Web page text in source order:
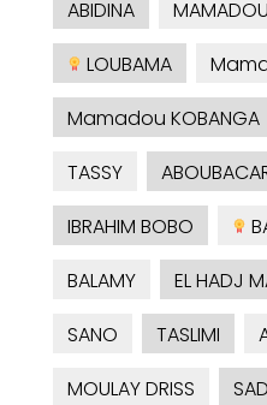
ABIDINA
MAMADOU
LOUBAMA
Mamadou KOBANGA
TASSY
IBRAHIM BOBO
BALAMY
EL HADJ
SANO
TASLIMI
MOULAY DRISS